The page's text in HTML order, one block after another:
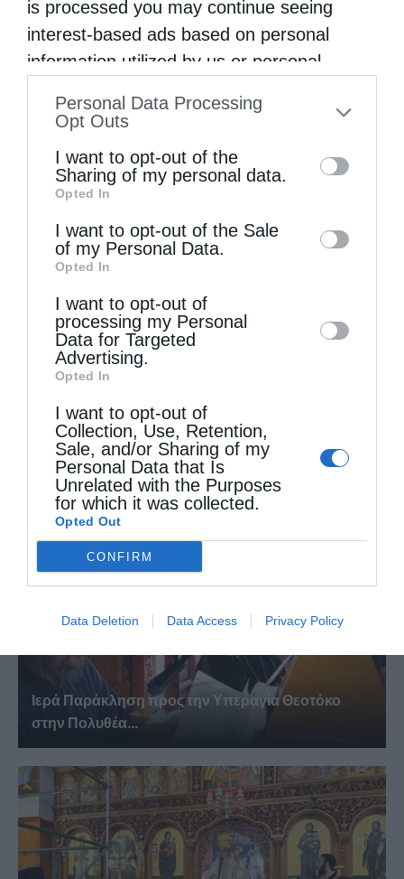
is processed you may continue seeing
interest-based ads based on personal
information utilized by us or personal
to your opt-out. You may separately opt-out
information by third parties on the IAB’s list
of downstream participants. This
information may also be disclosed by us to
third parties on theIAB’s List of
Downstream Participants
disclose it to other third parties.
Personal Data Processing
Opt Outs
I want to opt-out of the
Sharing of my personal data.
Opted In
I want to opt-out of the Sale
of my Personal Data.
Opted In
I want to opt-out of
processing my Personal
Data for Targeted
Advertising.
Opted In
I want to opt-out of
Collection, Use, Retention,
Sale, and/or Sharing of my
Personal Data that Is
Unrelated with the Purposes
for which it was collected.
Opted Out
CONFIRM
Data Deletion Data Access Privacy Policy
Πανήγυρη Ιερού Καθεδρικού Ναού
Μεταμορφώσεως του Σωτήρος στο...
Πανηγυρικός Εσπερινός Μεταμορφώσεως του
Σωτήρος στο Αρκαλοχώρι
Ιερά Παράκληση προς την Υπεραγία Θεοτόκο
στην Πολυθέα...